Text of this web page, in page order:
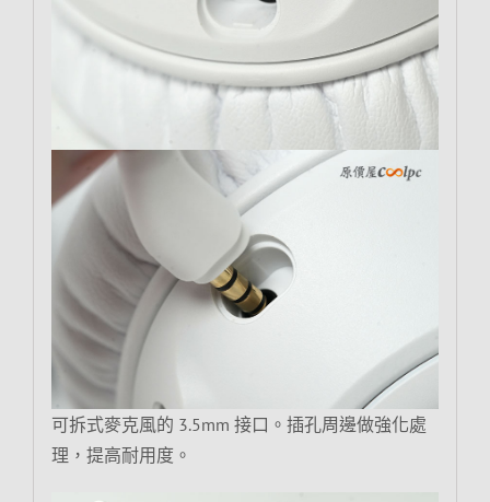
可拆式麥克風的 3.5mm 接口。插孔周邊做強化處
理，提高耐用度。